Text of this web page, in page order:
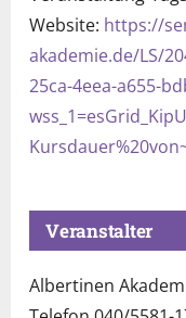
Website: https://
akademie.de/LS/
25ca-4eea-a655-
Veranstalter
Albertinen